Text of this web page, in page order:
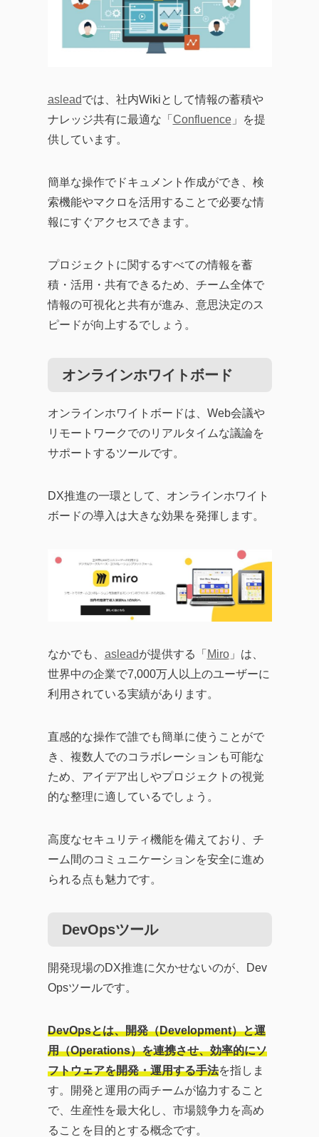
asleadでは、社内Wikiとして情報の蓄積や
ナレッジ共有に最適な「 Confluence」を提
供しています。
簡単な操作でドキュメント作成ができ、検
索機能やマクロを活用することで必要な情
報にすぐアクセスできます。
プロジェクトに関するすべての情報を蓄
積・活用・共有できるため、チーム全体で
情報の可視化と共有が進み、意思決定のス
ピードが向上するでしょう。
オンラインホワイトボード
オンラインホワイトボードは、Web会議や
リモートワークでのリアルタイムな議論を
サポートするツールです。
DX推進の一環として、オンラインホワイト
ボードの導入は大きな効果を発揮します。
なかでも、 asleadが提供する「 Miro」は、
世界中の企業で7,000万人以上のユーザーに
利用されている実績があります。
直感的な操作で誰でも簡単に使うことがで
き、複数人でのコラボレーションも可能な
ため、アイデア出しやプロジェクトの視覚
的な整理に適しているでしょう。
高度なセキュリティ機能を備えており、チ
ーム間のコミュニケーションを安全に進め
られる点も魅力です。
DevOpsツール
開発現場のDX推進に欠かせないのが、Dev
Opsツールです。
DevOpsとは、開発（Development）と運
用（Operations）を連携させ、効率的にソ
フトウェアを開発・運用する手法を指しま
す。開発と運用の両チームが協力すること
で、生産性を最大化し、市場競争力を高め
ることを目的とする概念です。